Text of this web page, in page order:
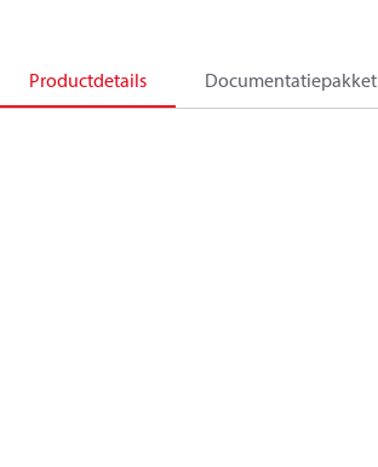
Productdetails Documentatiepakket